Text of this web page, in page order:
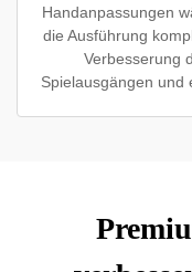
Handanpassungen
die Ausführung
Verbesserung
Spielausgängen und